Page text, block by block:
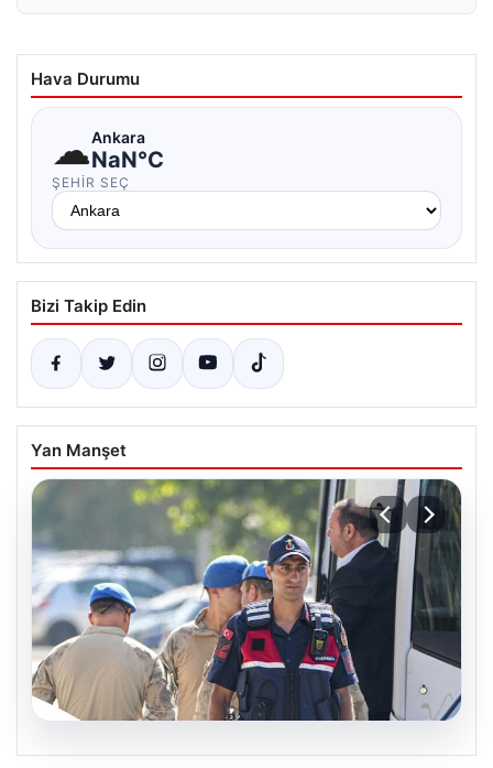
Hava Durumu
☁Ankara
NaN°C
ŞEHIR SEÇ
Bizi Takip Edin
Yan Manşet
07.08.2026